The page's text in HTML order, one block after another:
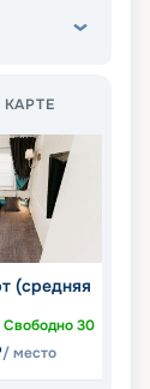
(средняя
Свободно30
/ место